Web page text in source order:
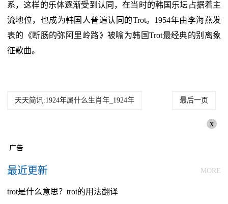
系，这样的乐体逐渐受到认同，在当时的韩国乐坛占据着主
流地位，也成为韩国人普遍认同的Trot。1954年由李海燕发
表的《断肠的弥阿里岭路》被喻为韩国Trot最经典的别离象
征歌曲。
天天简讯:1924年属什么生肖年_1924年 最后一页
x
广告
最近更新 MORE
trot是什么意思？trot的用法翻译